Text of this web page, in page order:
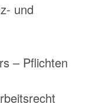
und
– Pflichten